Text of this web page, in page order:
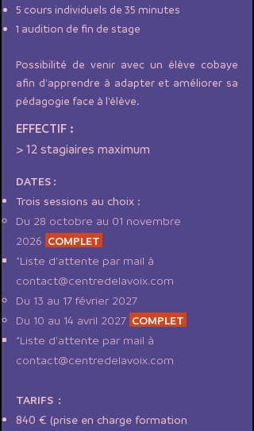
5 cours individuels de 35 minutes
1 audition de fin de stage
Possibilité de venir avec un élève cobaye
afin d'apprendre à adapter et améliorer sa
pédagogie face à l'élève.
EFFECTIF :
> 12 stagiaires maximum
DATES :
Trois sessions au choix :
Du 28 octobre au 01 novembre
2026 COMPLET
*Liste d'attente par mail à
contact@centredelavoix.com
Du 13 au 17 février 2027
Du 10 au 14 avril 2027 COMPLET
*Liste d'attente par mail à
contact@centredelavoix.com
TARIFS :
840 € (prise en charge formation